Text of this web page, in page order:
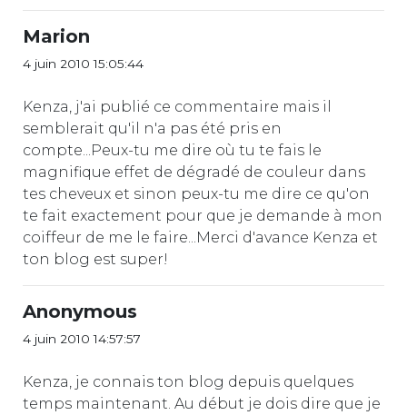
Marion
4 juin 2010 15:05:44
Kenza, j'ai publié ce commentaire mais il
semblerait qu'il n'a pas été pris en
compte...Peux-tu me dire où tu te fais le
magnifique effet de dégradé de couleur dans
tes cheveux et sinon peux-tu me dire ce qu'on
te fait exactement pour que je demande à mon
coiffeur de me le faire...Merci d'avance Kenza et
ton blog est super!
Anonymous
4 juin 2010 14:57:57
Kenza, je connais ton blog depuis quelques
temps maintenant. Au début je dois dire que je